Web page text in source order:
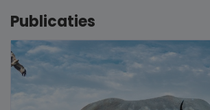
Publicaties